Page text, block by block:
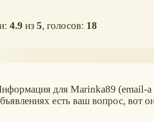
4.9 из5, голосов: 18
для Marinka89 (email-а
есть ваш вопрос, вот